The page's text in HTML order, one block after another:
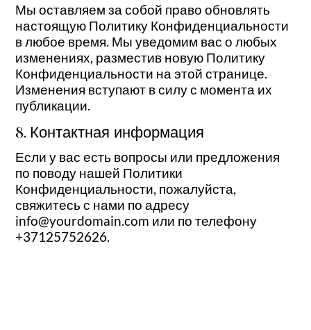
Мы оставляем за собой право обновлять
настоящую Политику Конфиденциальности
в любое время. Мы уведомим вас о любых
изменениях, разместив новую Политику
Конфиденциальности на этой странице.
Изменения вступают в силу с момента их
публикации.
8. Контактная информация
Если у вас есть вопросы или предложения
по поводу нашей Политики
Конфиденциальности, пожалуйста,
свяжитесь с нами по адресу
info@yourdomain.com или по телефону
+37125752626.